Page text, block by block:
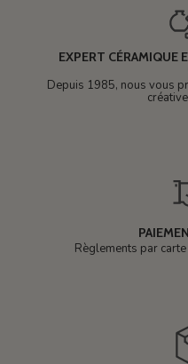
EXPERT CÉRAMIQUE
Depuis 1985, nous vous
Règlements par